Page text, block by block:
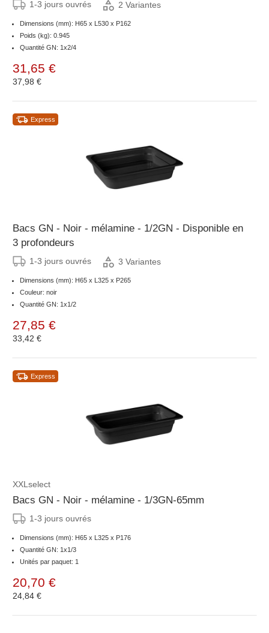
1-3 jours ouvrés 2 Variantes
Dimensions (mm): H65 x L530 x P162
Poids (kg): 0.945
Quantité GN: 1x2/4
31,65 €
37,98 €
Express
Bacs GN - Noir - mélamine - 1/2GN - Disponible en
3 profondeurs
1-3 jours ouvrés 3 Variantes
Dimensions (mm): H65 x L325 x P265
Couleur: noir
Quantité GN: 1x1/2
27,85 €
33,42 €
Express
XXLselect
Bacs GN - Noir - mélamine - 1/3GN-65mm
1-3 jours ouvrés
Dimensions (mm): H65 x L325 x P176
Quantité GN: 1x1/3
Unités par paquet: 1
20,70 €
24,84 €